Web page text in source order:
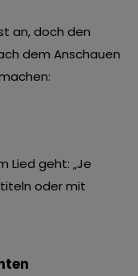
an, doch den
dem Anschauen
Lied geht: „Je
oder mit